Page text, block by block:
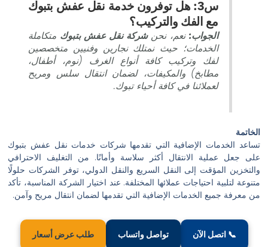
س3: هل توفرون خدمة نقل عفش بتبوك
مع الفك والتركيب؟
الجواب: نعم، نحنشركة نقل عفش بتبوك متكاملة
الخدمات؛ حيث نمتلك نجارين وفنيين متخصصين
لفك وتركيب كافة أنواع الغرف (نوم، أطفال،
مطابخ) والمكيفات، لضمان انتقال سلس ومريح
لعملائنا في كافة أحياء تبوك.
الخاتمة
تساعد الخدمات الإضافية التي تقدمها شركات خدمات نقل عفش بتبوك
على جعل عملية الانتقال أكثر سلاسة وأمانًا. من التغليف الاحترافي
والتخزين المؤقت إلى النقل السريع والنقل الدولي، توفر الشركات حلولًا
متنوعة لتلبية احتياجات عملائها المختلفة. عند اختيار الشركة المناسبة، تأكد
من معرفة جميع الخدمات الإضافية التي تقدمها لضمان انتقال مريح وآمن.
📞 اتصل الآن تواصل واتساب طلب عرض أسعار